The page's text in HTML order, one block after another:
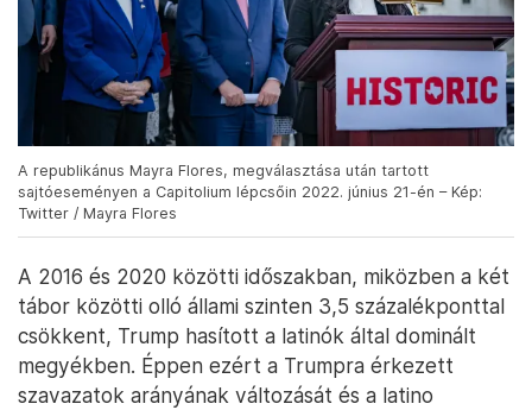
A republikánus Mayra Flores, megválasztása után tartott
sajtóeseményen a Capitolium lépcsőin 2022. június 21-én – Kép:
Twitter / Mayra Flores
A 2016 és 2020 közötti időszakban, miközben a két
tábor közötti olló állami szinten 3,5 százalékponttal
csökkent, Trump hasított a latinók által dominált
megyékben. Éppen ezért a Trumpra érkezett
szavazatok arányának változását és a latino